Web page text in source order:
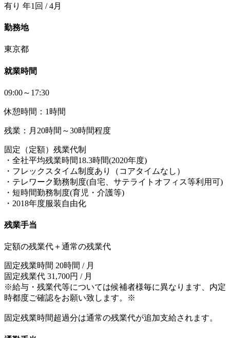
有り 年1回 / 4月
勤務地
東京都
就業時間
09:00～17:30
休憩時間：1時間
残業：月20時間～30時間程度
固定（定額）残業代制
・全社平均残業時間18.3時間(2020年度)
・フレックスタイム制度あり（コアタイムなし）
・テレワーク勤務制度(自宅、サテライトオフィス等利用可)
・短時間勤務制度(育児・介護等)
・2018年度服装自由化
残業手当
定額の残業代＋通常の残業代
固定残業時間 20時間 / 月
固定残業代 31,700円 / 月
※給与・残業代等については候補者様毎に異なります、内定
時都度ご確認をお願い致します。※
固定残業時間超過分は通常の残業代が追加支給されます。